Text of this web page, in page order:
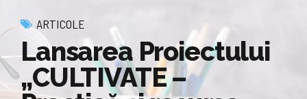
ARTICOLE
Lansarea Proiectului
„CULTIVATE –